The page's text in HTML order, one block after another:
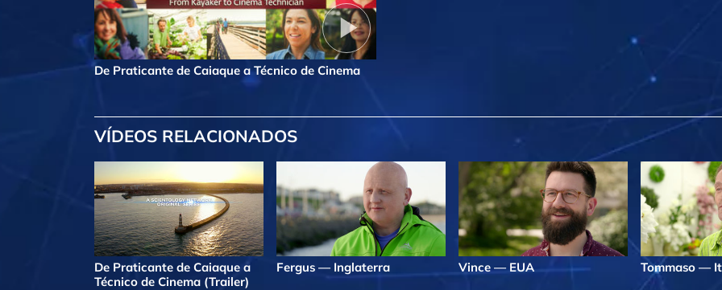
De Praticante de Caiaque a Técnico de Cinema
VÍDEOS RELACIONADOS
De Praticante de Caiaque a
Técnico de Cinema (Trailer)
Fergus — Inglaterra Vince — EUA Tommaso —